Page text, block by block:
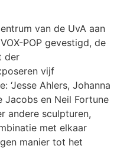
van de UvA aan
POP gevestigd, de
der
vijf
‘Jesse Ahlers, Johanna
Jacobs en Neil Fortune
andere sculpturen,
met elkaar
manier tot het